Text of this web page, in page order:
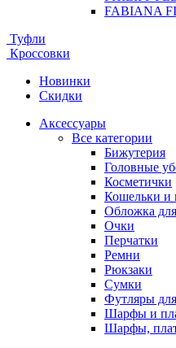
FABIANA
Туфли
Кроссовки
Новинки
Скидки
Аксессуары
Все категории
Бижутерия
Головные
Косметички
Кошельки и
Обложка
Очки
Перчатки
Ремни
Рюкзаки
Сумки
Футляры
Шарфы и
Шарфы,